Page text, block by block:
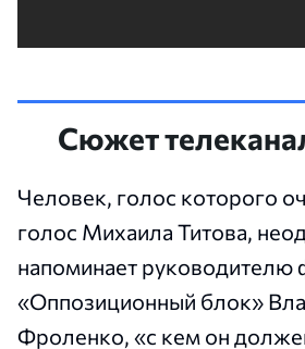
Сюжет
Человек, голос которого
голос Михаила Титова,
напоминает руководителю
«Оппозиционный блок»
Фроленко, «с кем он